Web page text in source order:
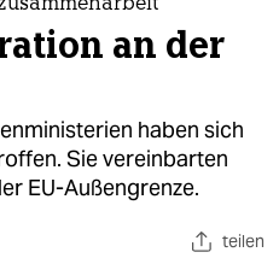
an der
haben sich
Sie vereinbarten
EU-Außengrenze.
teilen